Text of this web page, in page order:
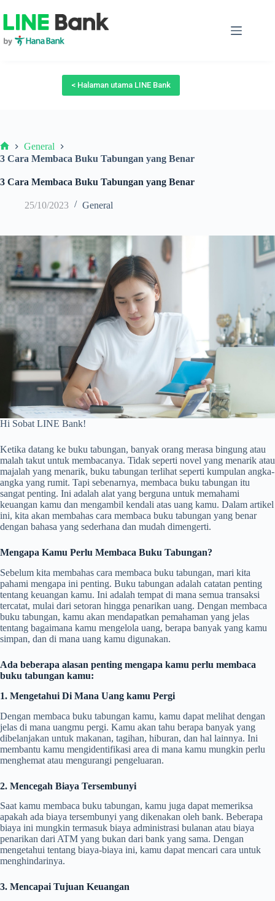
to
content
< Halaman utama LINE Bank
Beranda
General
3 Cara Membaca Buku Tabungan yang Benar
3 Cara Membaca Buku Tabungan yang Benar
25/10/2023 General
Hi Sobat LINE Bank!
Ketika datang ke buku tabungan, banyak orang merasa bingung atau
malah takut untuk membacanya. Tidak seperti novel yang menarik atau
majalah yang menarik, buku tabungan terlihat seperti kumpulan angka-
angka yang rumit. Tapi sebenarnya, membaca buku tabungan itu
sangat penting. Ini adalah alat yang berguna untuk memahami
keuangan kamu dan mengambil kendali atas uang kamu. Dalam artikel
ini, kita akan membahas cara membaca buku tabungan yang benar
dengan bahasa yang sederhana dan mudah dimengerti.
Mengapa Kamu Perlu Membaca Buku Tabungan?
Sebelum kita membahas cara membaca buku tabungan, mari kita
pahami mengapa ini penting. Buku tabungan adalah catatan penting
tentang keuangan kamu. Ini adalah tempat di mana semua transaksi
tercatat, mulai dari setoran hingga penarikan uang. Dengan membaca
buku tabungan, kamu akan mendapatkan pemahaman yang jelas
tentang bagaimana kamu mengelola uang, berapa banyak yang kamu
simpan, dan di mana uang kamu digunakan.
Ada beberapa alasan penting mengapa kamu perlu membaca
buku tabungan kamu:
1. Mengetahui Di Mana Uang kamu Pergi
Dengan membaca buku tabungan kamu, kamu dapat melihat dengan
jelas di mana uangmu pergi. Kamu akan tahu berapa banyak yang
dibelanjakan untuk makanan, tagihan, hiburan, dan hal lainnya. Ini
membantu kamu mengidentifikasi area di mana kamu mungkin perlu
menghemat atau mengurangi pengeluaran.
2. Mencegah Biaya Tersembunyi
Saat kamu membaca buku tabungan, kamu juga dapat memeriksa
apakah ada biaya tersembunyi yang dikenakan oleh bank. Beberapa
biaya ini mungkin termasuk biaya administrasi bulanan atau biaya
penarikan dari ATM yang bukan dari bank yang sama. Dengan
mengetahui tentang biaya-biaya ini, kamu dapat mencari cara untuk
menghindarinya.
3. Mencapai Tujuan Keuangan